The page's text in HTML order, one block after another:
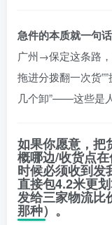
急件的本质就一句
广州→保定这条路
拖进分拨翻一次货
几个卸”——这些是
如果你愿意，把
概哪边/收货点
时候必须收到发
直接包4.2米更
发给三家物流比
那种）。